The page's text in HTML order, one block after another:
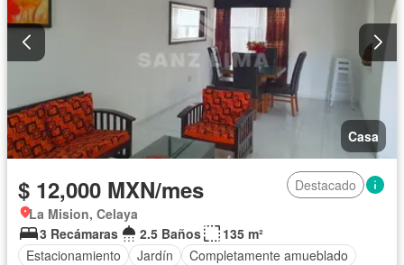
Casa
$ 12,000 MXN/mes
Destacado
La Mision, Celaya
3 Recámaras
2.5 Baños
135 m²
Estacionamiento
Jardín Completamente amueblado